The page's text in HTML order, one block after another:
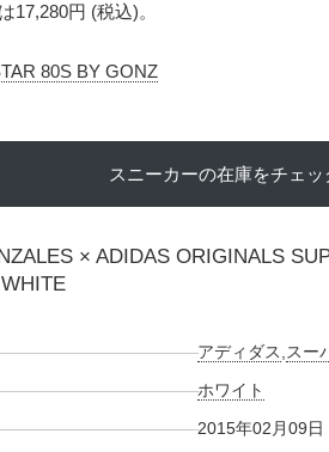
17,280円 (税込)。
80S BY GONZ
スニーカーの在庫をチェッ
× ADIDAS ORIGINALS
アディダス スー
ホワイト
2015年02月09日